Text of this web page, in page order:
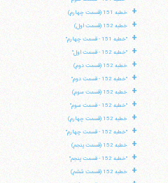
+ خطبه 151 (قسمت چهارم)
+ خطبه 152 (قسمت اول)
+ "خطبه 151 - قسمت چهارم"
+ "خطبه 152 - قسمت اول"
+ خطبه 152 (قسمت دوم)
+ "خطبه 152 - قسمت دوم"
+ خطبه 152 (قسمت سوم)
+ "خطبه 152 - قسمت سوم"
+ خطبه 152 (قسمت چهارم)
+ "خطبه 152 - قسمت چهارم"
+ خطبه 152 (قسمت پنجم)
+ "خطبه 152 - قسمت پنجم"
+ خطبه 152 (قسمت ششم)